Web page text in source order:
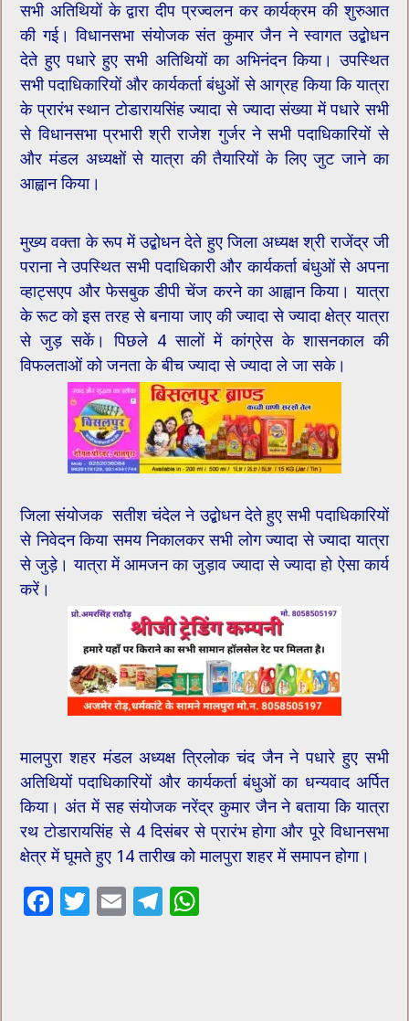
सभी अतिथियों के द्वारा दीप प्रज्वलन कर कार्यक्रम की शुरुआत
की गई। विधानसभा संयोजक संत कुमार जैन ने स्वागत उद्बोधन
देते हुए पधारे हुए सभी अतिथियों का अभिनंदन किया। उपस्थित
सभी पदाधिकारियों और कार्यकर्ता बंधुओं से आग्रह किया कि यात्रा
के प्रारंभ स्थान टोडारायसिंह ज्यादा से ज्यादा संख्या में पधारे सभी
से‌ विधानसभा प्रभारी श्री राजेश गुर्जर ने सभी पदाधिकारियों से
और मंडल अध्यक्षों से यात्रा की तैयारियों के लिए जुट जाने का
आह्वान किया।
मुख्य वक्ता के रूप में उद्बोधन देते हुए जिला अध्यक्ष श्री राजेंद्र जी
पराना ने उपस्थित सभी पदाधिकारी और कार्यकर्ता बंधुओं से अपना
व्हाट्सएप और फेसबुक डीपी चेंज करने का आह्वान किया। यात्रा
के रूट को इस तरह से बनाया जाए की ज्यादा से ज्यादा क्षेत्र यात्रा
से जुड़ सकें। पिछले 4 सालों में कांग्रेस के शासनकाल की
विफलताओं को जनता के बीच ज्यादा से ज्यादा ले जा सके।
जिला संयोजक सतीश चंदेल ने उद्बोधन देते हुए सभी पदाधिकारियों
से निवेदन किया समय निकालकर सभी लोग ज्यादा से ज्यादा यात्रा
से जुड़े। यात्रा में आमजन का जुड़ाव ज्यादा से ज्यादा हो ऐसा कार्य
करें।
मालपुरा शहर मंडल अध्यक्ष त्रिलोक चंद जैन ने पधारे हुए सभी
अतिथियों पदाधिकारियों और कार्यकर्ता बंधुओं का धन्यवाद अर्पित
किया। अंत में सह संयोजक नरेंद्र कुमार जैन ने बताया कि यात्रा
रथ टोडारायसिंह से 4 दिसंबर से प्रारंभ होगा और पूरे विधानसभा
क्षेत्र में घूमते हुए 14 तारीख को मालपुरा शहर में समापन होगा।
F
T
E
T